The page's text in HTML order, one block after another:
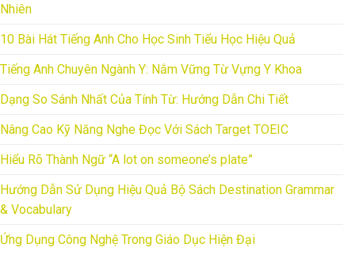
Nhiên
10 Bài Hát Tiếng Anh Cho Học Sinh Tiểu Học Hiệu Quả
Tiếng Anh Chuyên Ngành Y: Nắm Vững Từ Vựng Y Khoa
Dạng So Sánh Nhất Của Tính Từ: Hướng Dẫn Chi Tiết
Nâng Cao Kỹ Năng Nghe Đọc Với Sách Target TOEIC
Hiểu Rõ Thành Ngữ “A lot on someone’s plate”
Hướng Dẫn Sử Dụng Hiệu Quả Bộ Sách Destination Grammar
& Vocabulary
Ứng Dụng Công Nghệ Trong Giáo Dục Hiện Đại